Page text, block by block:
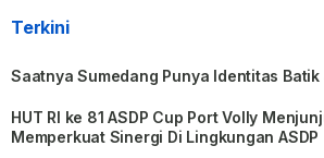
Terkini
Saatnya Sumedang Punya Identitas
HUT RI ke 81 ASDP Cup Port Volly
Memperkuat Sinergi Di Lingkungan ASDP